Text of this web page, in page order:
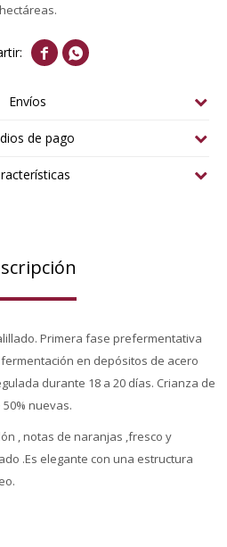
hectáreas.
 
Envíos
de pago
Primera fase prefermentativa
en depósitos de acero
durante 18 a 20 días. Crianza de
nuevas.
, notas de naranjas ,fresco y
.Es elegante con una estructura